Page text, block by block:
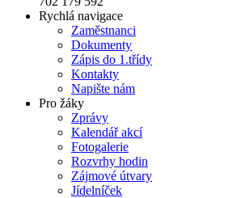
Rychlá navigace
Zaměstnanci
Dokumenty
Zápis do 1.třídy
Kontakty
Napište nám
Pro žáky
Zprávy
Kalendář akcí
Fotogalerie
Rozvrhy hodin
Zájmové útvary
Jídelníček